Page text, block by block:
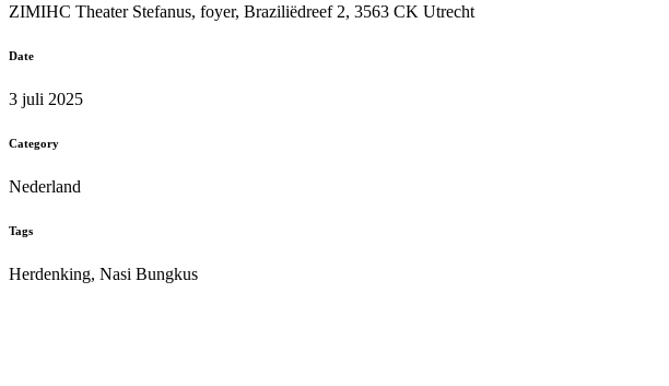
ZIMIHC Theater Stefanus, foyer, Braziliëdreef 2, 3563 CK Utrecht
Date
3 juli 2025
Category
Nederland
Tags
Herdenking, Nasi Bungkus